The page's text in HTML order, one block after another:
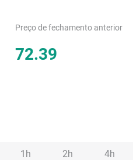
Preço de fechamento anterior
72.39
1h 2h 4h